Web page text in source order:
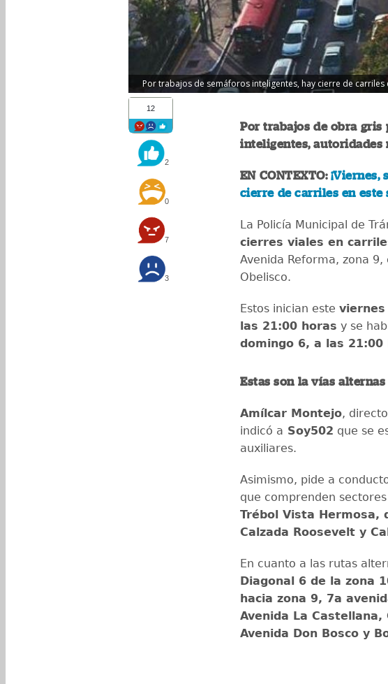
Por trabajos de semáforos inteligentes, hay cierre de carriles
12
2
0
7
3
Por trabajos de obra gris
inteligentes, autoridades
EN CONTEXTO: ¡Viernes,
cierre de carriles en este
La Policía Municipal de
cierres viales en
Avenida Reforma, zona
Obelisco.
Estos inician este
las 21:00 horas y se
domingo 6, a las 21:00
Estas son la vías alternas
Amílcar Montejo,
indicó a Soy502 que se
auxiliares.
Asimismo, pide a
que comprenden
Trébol Vista Hermosa,
Calzada Roosevelt y
En cuanto a las rutas
Diagonal 6 de la zona
hacia zona 9, 7a
Avenida La Castellana,
Avenida Don Bosco y